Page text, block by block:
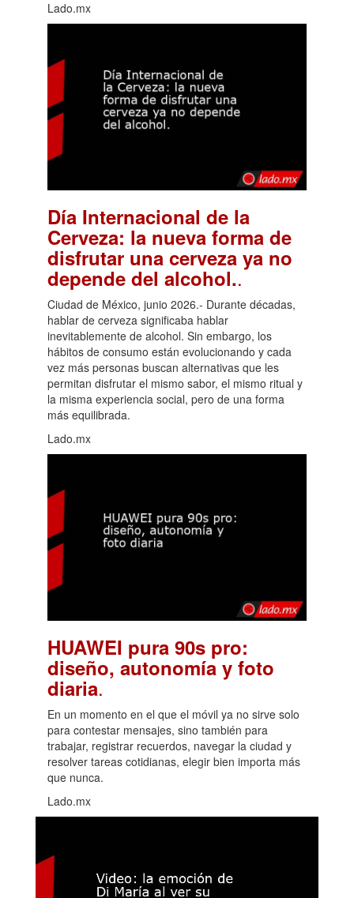
Lado.mx
Día Internacional de la
Cerveza: la nueva forma de
disfrutar una cerveza ya no
depende del alcohol..
Ciudad de México, junio 2026.- Durante décadas,
hablar de cerveza significaba hablar
inevitablemente de alcohol. Sin embargo, los
hábitos de consumo están evolucionando y cada
vez más personas buscan alternativas que les
permitan disfrutar el mismo sabor, el mismo ritual y
la misma experiencia social, pero de una forma
más equilibrada.
Lado.mx
HUAWEI pura 90s pro:
diseño, autonomía y foto
diaria.
En un momento en el que el móvil ya no sirve solo
para contestar mensajes, sino también para
trabajar, registrar recuerdos, navegar la ciudad y
resolver tareas cotidianas, elegir bien importa más
que nunca.
Lado.mx